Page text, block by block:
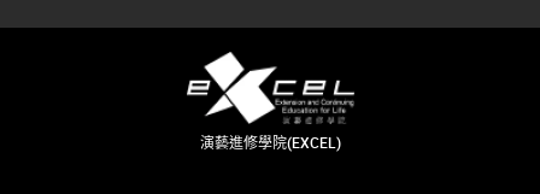
演藝進修學院(EXCEL)